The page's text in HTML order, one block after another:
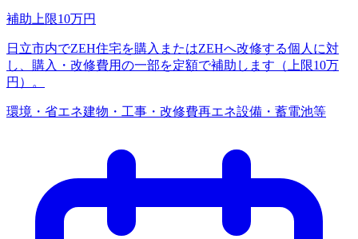
補助上限10万円
日立市内でZEH住宅を購入またはZEHへ改修する個人に対
し、購入・改修費用の一部を定額で補助します（上限10万
円）。
環境・省エネ建物・工事・改修費再エネ設備・蓄電池等